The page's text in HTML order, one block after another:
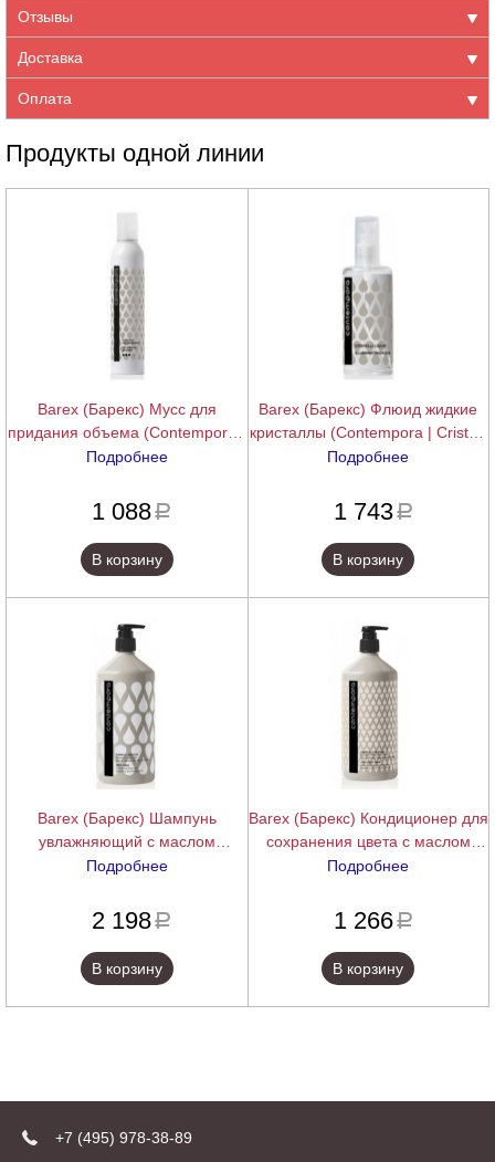
Отзывы
Доставка
Оплата
Продукты одной линии
Barex (Барекс) Мусс для
придания объема (Contempora |
Schiuma Volumizzante), 300 мл.
Подробнее
1 088a
В корзину
Barex (Барекс) Флюид жидкие
кристаллы (Contempora | Cristalli
Liquidi), 100 мл.
Подробнее
1 743a
В корзину
Barex (Барекс) Шампунь
увлажняющий с маслом
облепихи и маслом манго
Idratante Olio di Olivello Spinoso
e di Mango), 1000 мл.
Подробнее
2 198a
В корзину
Barex (Барекс) Кондиционер для
сохранения цвета с маслом
облепихи и маслом граната
Protezione Colore Olio di Olivello
Spinoso e di Melograno), 1000
мл.
Подробнее
1 266a
В корзину
+7 (495) 978-38-89